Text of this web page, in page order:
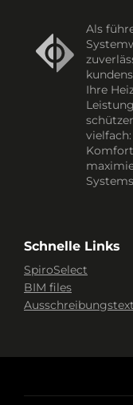
Als
Ihre
Schnelle Links
SpiroSelect
BIM files